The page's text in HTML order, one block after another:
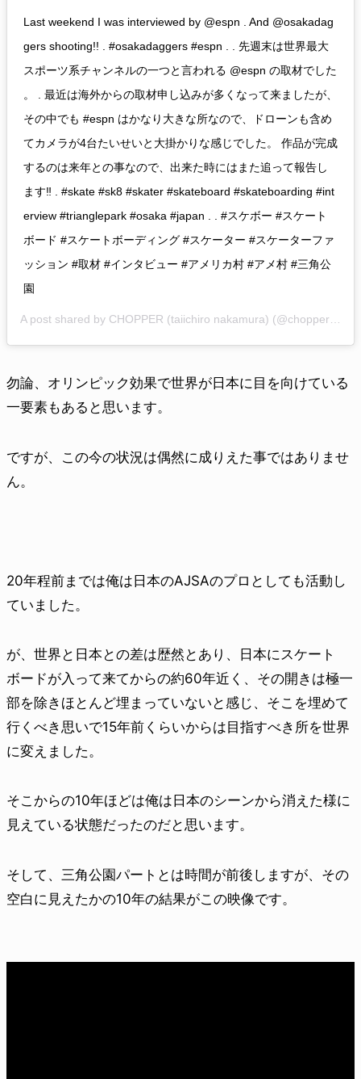
Last weekend I was interviewed by @espn . And @osakadag
gers shooting!! . #osakadaggers #espn . . 先週末は世界最大
スポーツ系チャンネルの一つと言われる @espn の取材でした
。 . 最近は海外からの取材申し込みが多くなって来ましたが、
その中でも #espn はかなり大きな所なので、ドローンも含め
てカメラが4台たいせいと大掛かりな感じでした。 作品が完成
するのは来年との事なので、出来た時にはまた追って報告し
ます‼︎ . #skate #sk8 #skater #skateboard #skateboarding #int
erview #trianglepark #osaka #japan . . #スケボー #スケート
ボード #スケートボーディング #スケーター #スケーターファ
ッション #取材 #インタビュー #アメリカ村 #アメ村 #三角公
園
A post shared by CHOPPER (taiichiro nakamura) (@chopperosakajpn) on
勿論、オリンピック効果で世界が日本に目を向けている
一要素もあると思います。
ですが、この今の状況は偶然に成りえた事ではありませ
ん。
20年程前までは俺は日本のAJSAのプロとしても活動し
ていました。
が、世界と日本との差は歴然とあり、日本にスケート
ボードが入って来てからの約60年近く、その開きは極一
部を除きほとんど埋まっていないと感じ、そこを埋めて
行くべき思いで15年前くらいからは目指すべき所を世界
に変えました。
そこからの10年ほどは俺は日本のシーンから消えた様に
見えている状態だったのだと思います。
そして、三角公園パートとは時間が前後しますが、その
空白に見えたかの10年の結果がこの映像です。